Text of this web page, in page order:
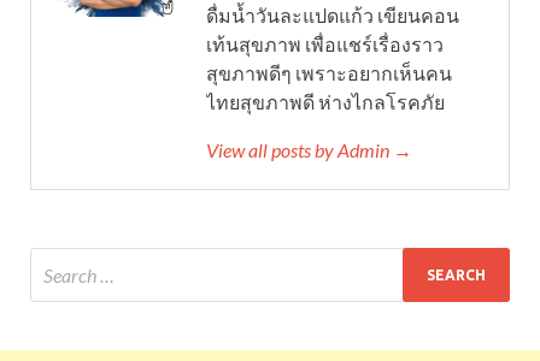
ดื่มน้ำวันละแปดแก้ว เขียนคอน
เท้นสุขภาพ เพื่อแชร์เรื่องราว
สุขภาพดีๆ เพราะอยากเห็นคน
ไทยสุขภาพดี ห่างไกลโรคภัย
View all posts by Admin →